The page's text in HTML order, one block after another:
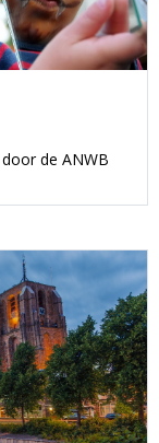
de ANWB